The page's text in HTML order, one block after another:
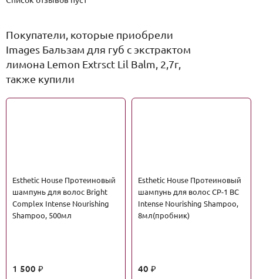
Покупатели, которые приобрели
Images Бальзам для губ с экстрактом
лимона Lemon Extrsct Lil Balm, 2,7г,
также купили
Esthetic House Протеиновый
шампунь для волос Bright
Complex Intense Nourishing
Shampoo, 500мл
1 500 ₽
Esthetic House Протеиновый
шампунь для волос CP-1 BC
Intense Nourishing Shampoo,
8мл(пробник)
40 ₽